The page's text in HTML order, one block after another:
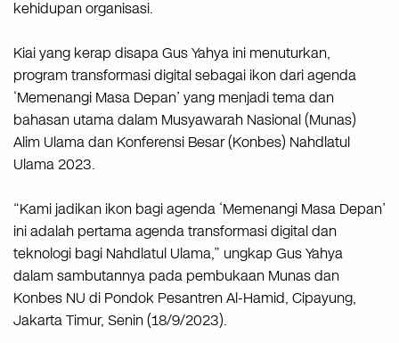
kehidupan organisasi.
Kiai yang kerap disapa Gus Yahya ini menuturkan,
program transformasi digital sebagai ikon dari agenda
‘Memenangi Masa Depan’ yang menjadi tema dan
bahasan utama dalam Musyawarah Nasional (Munas)
Alim Ulama dan Konferensi Besar (Konbes) Nahdlatul
Ulama 2023.
“Kami jadikan ikon bagi agenda ‘Memenangi Masa Depan’
ini adalah pertama agenda transformasi digital dan
teknologi bagi Nahdlatul Ulama,” ungkap Gus Yahya
dalam sambutannya pada pembukaan Munas dan
Konbes NU di Pondok Pesantren Al-Hamid, Cipayung,
Jakarta Timur, Senin (18/9/2023).